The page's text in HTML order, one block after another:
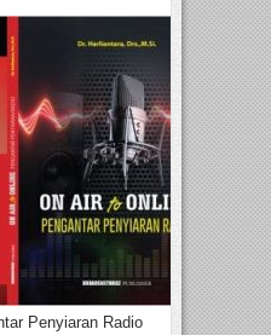
Penyiaran Radio